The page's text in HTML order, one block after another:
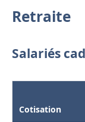
Retraite
Salariés
Cotisation